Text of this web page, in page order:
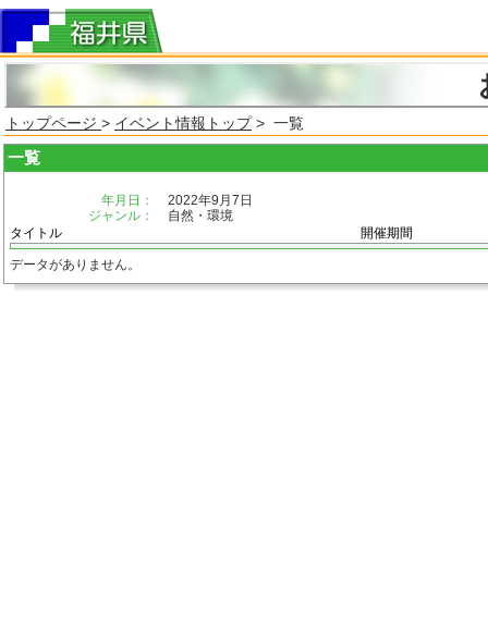
トップページ > イベント情報トップ> 一覧
一覧
年月日：
2022年9月7日
ジャンル：
自然・環境
タイトル
開催期間
データがありません。